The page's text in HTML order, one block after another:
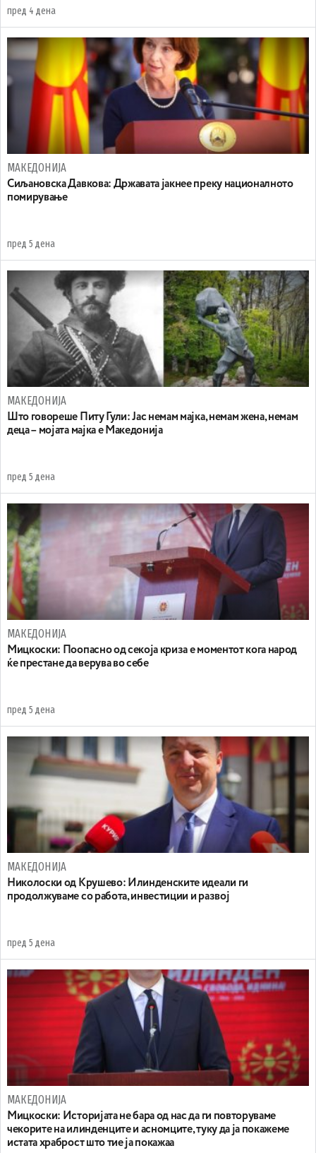
пред 4 дена
МАКЕДОНИЈА
Сиљановска Давкова: Државата јакнее преку националното
помирување
пред 5 дена
МАКЕДОНИЈА
Што говореше Питу Гули: Јас немам мајка, немам жена, немам
деца – мојата мајка е Македонија
пред 5 дена
МАКЕДОНИЈА
Мицкоски: Поопасно од секоја криза е моментот кога народ
ќе престане да верува во себе
пред 5 дена
МАКЕДОНИЈА
Николоски од Крушево: Илинденските идеали ги
продолжуваме со работа, инвестиции и развој
пред 5 дена
МАКЕДОНИЈА
Мицкоски: Историјата не бара од нас да ги повторуваме
чекорите на илинденците и асномците, туку да ја покажеме
истата храброст што тие ја покажаа